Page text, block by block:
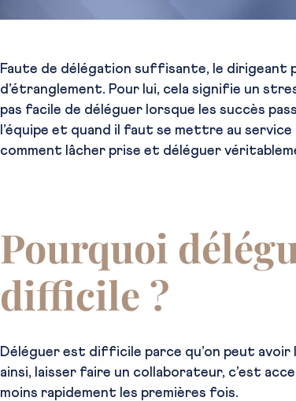
Faute de délégation suffisante, le dirigeant
d’étranglement. Pour lui, cela signifie un
pas facile de déléguer lorsque les succès
l’équipe et quand il faut se mettre au
comment lâcher prise et déléguer
Pourquoi
difficile ?
Déléguer est difficile parce qu’on peut avoir
ainsi, laisser faire un collaborateur, c’est
moins rapidement les premières fois.